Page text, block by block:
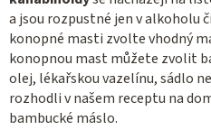
a jsou rozpustné jen v alkoholu
konopné masti zvolte vhodný
konopnou mast můžete zvolit
olej, lékařskou vazelínu, sádlo
rozhodli v našem receptu na
bambucké máslo.